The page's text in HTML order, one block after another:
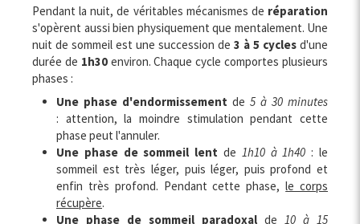
Pendant la nuit, de véritables mécanismes de réparation
s'opèrent aussi bien physiquement que mentalement. Une
nuit de sommeil est une succession de 3 à 5 cycles d'une
durée de 1h30environ. Chaque cycle comportes plusieurs
phases :
Une phase d'endormissement de 5 à 30 minutes
: attention, la moindre stimulation pendant cette
phase peut l'annuler.
Une phase de sommeil lent de 1h10 à 1h40 : le
sommeil est très léger, puis léger, puis profond et
enfin très profond. Pendant cette phase,le corps
récupère.
Une phase de sommeil paradoxal de 10 à 15